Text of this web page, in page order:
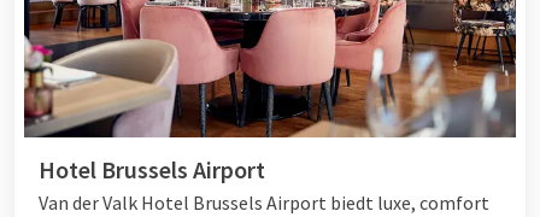
Hotel Brussels Airport
Van der Valk Hotel Brussels Airport biedt luxe, comfort